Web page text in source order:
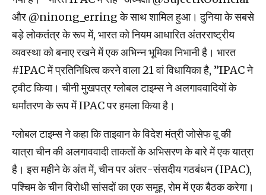
और @ninong_erring के साथ शामिल हुआ। दुनिया के सबसे
बड़े लोकतंत्र के रूप में, भारत को नियम आधारित अंतरराष्ट्रीय
व्यवस्था को बनाए रखने में एक अभिन्न भूमिका निभानी है। भारत
#IPAC में प्रतिनिधित्व करने वाला 21 वां विधायिका है, ”IPAC ने
ट्वीट किया। चीनी मुखपत्र ग्लोबल टाइम्स ने अलगाववादियों के
धर्मांतरण के रूप में IPAC पर हमला किया है।
ग्लोबल टाइम्स ने कहा कि ताइवान के विदेश मंत्री जोसेफ वू की
यात्रा चीन की अलगाववादी ताकतों के अभिसरण के बारे में एक यात्रा
है। इस महीने के अंत में, चीन पर अंतर-संसदीय गठबंधन (IPAC),
पश्चिम के चीन विरोधी सांसदों का एक समूह, रोम में एक बैठक करेगा।